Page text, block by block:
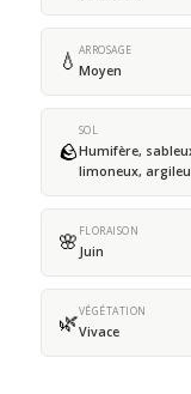
💧 ARROSAGE
Moyen
🪨
SOL
Humifère,
limoneux,
🌸 FLORAISON
Juin
🌿VÉGÉTATION
Vivace